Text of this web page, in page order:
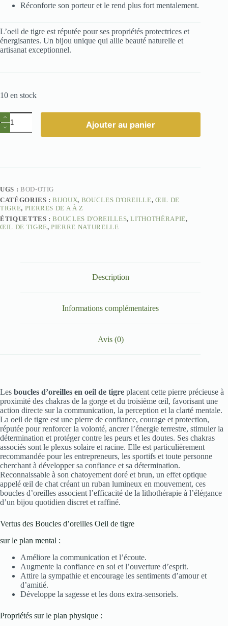
Réconforte son porteur et le rend plus fort mentalement.
L’oeil de tigre est réputée pour ses propriétés protectrices et
énergisantes. Un bijou unique qui allie beauté naturelle et
artisanat exceptionnel.
10 en stock
quantité
de
Boucles
Ajouter au panier
UGS : BOD-OTIG
CATÉGORIES :BIJOUX, BOUCLES D'OREILLE,ŒIL DE
TIGRE, PIERRES DE A À Z
ÉTIQUETTES :BOUCLES D'OREILLES,LITHOTHÉRAPIE,
ŒIL DE TIGRE,PIERRE NATURELLE
Description
Informations complémentaires
Avis (0)
Les boucles d’oreilles en oeil de tigre placent cette pierre précieuse à
proximité des chakras de la gorge et du troisième œil, favorisant une
action directe sur la communication, la perception et la clarté mentale.
La oeil de tigre est une pierre de confiance, courage et protection,
réputée pour renforcer la volonté, ancrer l’énergie terrestre, stimuler la
détermination et protéger contre les peurs et les doutes. Ses chakras
associés sont le plexus solaire et racine. Elle est particulièrement
recommandée pour les entrepreneurs, les sportifs et toute personne
cherchant à développer sa confiance et sa détermination.
Reconnaissable à son chatoyement doré et brun, un effet optique
appelé œil de chat créant un ruban lumineux en mouvement, ces
boucles d’oreilles associent l’efficacité de la lithothérapie à l’élégance
d’un bijou quotidien discret et raffiné.
Vertus des Boucles d’oreilles Oeil de tigre
sur le plan mental :
Améliore la communication et l’écoute.
Augmente la confiance en soi et l’ouverture d’esprit.
Attire la sympathie et encourage les sentiments d’amour et
d’amitié.
Développe la sagesse et les dons extra-sensoriels.
Propriétés sur le plan physique :